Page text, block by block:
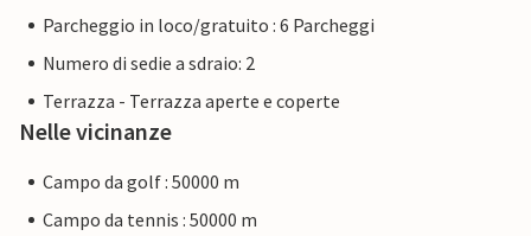
Parcheggio in loco/gratuito : 6 Parcheggi
Numero di sedie a sdraio: 2
Terrazza - Terrazza aperte e coperte
Nelle vicinanze
Campo da golf : 50000 m
Campo da tennis : 50000 m